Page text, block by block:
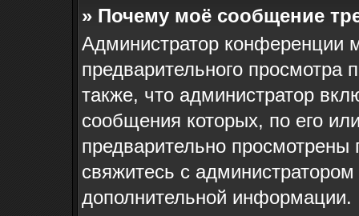
» Почему моё сообщение
Администратор конференции
предварительного
также, что администратор
сообщения которых, по его
предварительно
свяжитесь с
дополнительной информации.